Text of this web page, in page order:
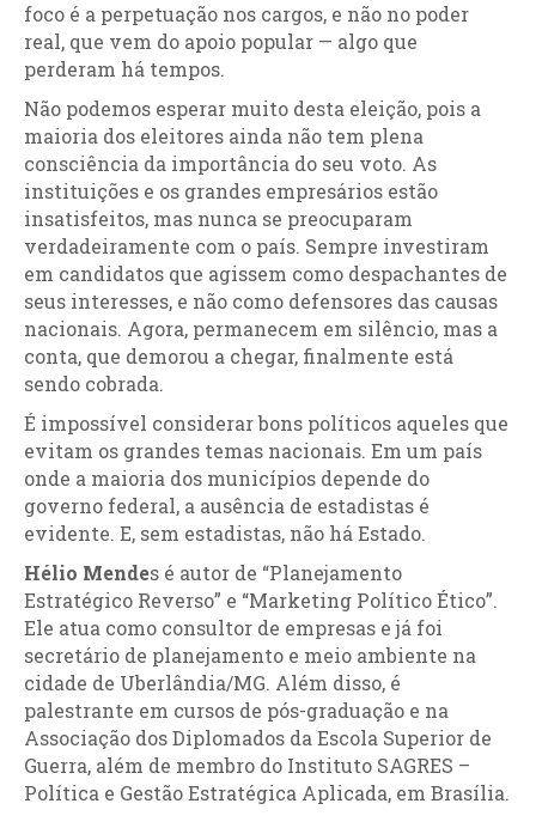
foco é a perpetuação nos cargos, e não no poder
real, que vem do apoio popular — algo que
perderam há tempos.
Não podemos esperar muito desta eleição, pois a
maioria dos eleitores ainda não tem plena
consciência da importância do seu voto. As
instituições e os grandes empresários estão
insatisfeitos, mas nunca se preocuparam
verdadeiramente com o país. Sempre investiram
em candidatos que agissem como despachantes de
seus interesses, e não como defensores das causas
nacionais. Agora, permanecem em silêncio, mas a
conta, que demorou a chegar, finalmente está
sendo cobrada.
É impossível considerar bons políticos aqueles que
evitam os grandes temas nacionais. Em um país
onde a maioria dos municípios depende do
governo federal, a ausência de estadistas é
evidente. E, sem estadistas, não há Estado.
Hélio Mendes é autor de “Planejamento
Estratégico Reverso” e “Marketing Político Ético”.
Ele atua como consultor de empresas e já foi
secretário de planejamento e meio ambiente na
cidade de Uberlândia/MG. Além disso, é
palestrante em cursos de pós-graduação e na
Associação dos Diplomados da Escola Superior de
Guerra, além de membro do Instituto SAGRES –
Política e Gestão Estratégica Aplicada, em Brasília.